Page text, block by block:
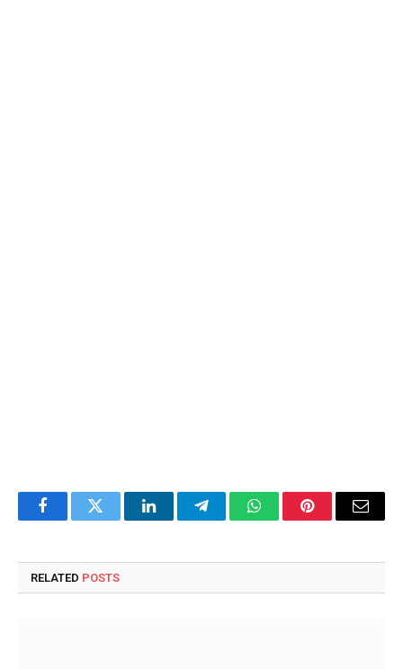
FacebookTwitter LinkedInTelegramWhatsAppPinterestEmail
RELATED POSTS